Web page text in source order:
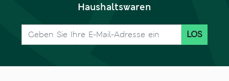
Haushaltswaren
LOS